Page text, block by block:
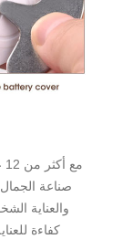
صناعة
والعناية
كفاءة